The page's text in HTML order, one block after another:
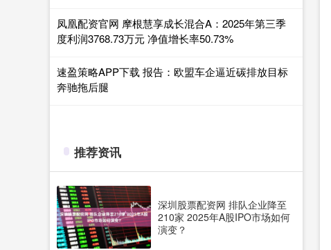
凤凰配资官网 摩根慧享成长混合A：2025年第三季
度利润3768.73万元 净值增长率50.73%
速盈策略APP下载 报告：欧盟车企逼近碳排放目标
奔驰拖后腿
推荐资讯
深圳股票配资网 排队企业降至
210家 2025年A股IPO市场如何
演变？